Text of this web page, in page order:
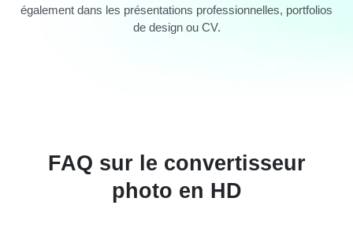
également dans les présentations professionnelles, portfolios
de design ou CV.
FAQ sur le convertisseur
photo en HD